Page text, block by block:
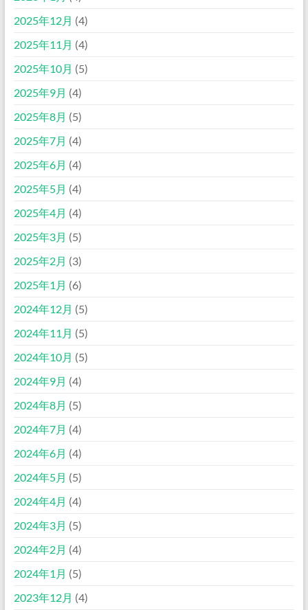
2025年12月 (4)
2025年11月 (4)
2025年10月 (5)
2025年9月 (4)
2025年8月 (5)
2025年7月 (4)
2025年6月 (4)
2025年5月 (4)
2025年4月 (4)
2025年3月 (5)
2025年2月 (3)
2025年1月 (6)
2024年12月 (5)
2024年11月 (5)
2024年10月 (5)
2024年9月 (4)
2024年8月 (5)
2024年7月 (4)
2024年6月 (4)
2024年5月 (5)
2024年4月 (4)
2024年3月 (5)
2024年2月 (4)
2024年1月 (5)
2023年12月 (4)